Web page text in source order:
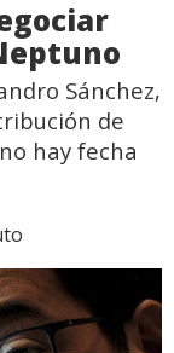
Sánchez,
de
hay fecha